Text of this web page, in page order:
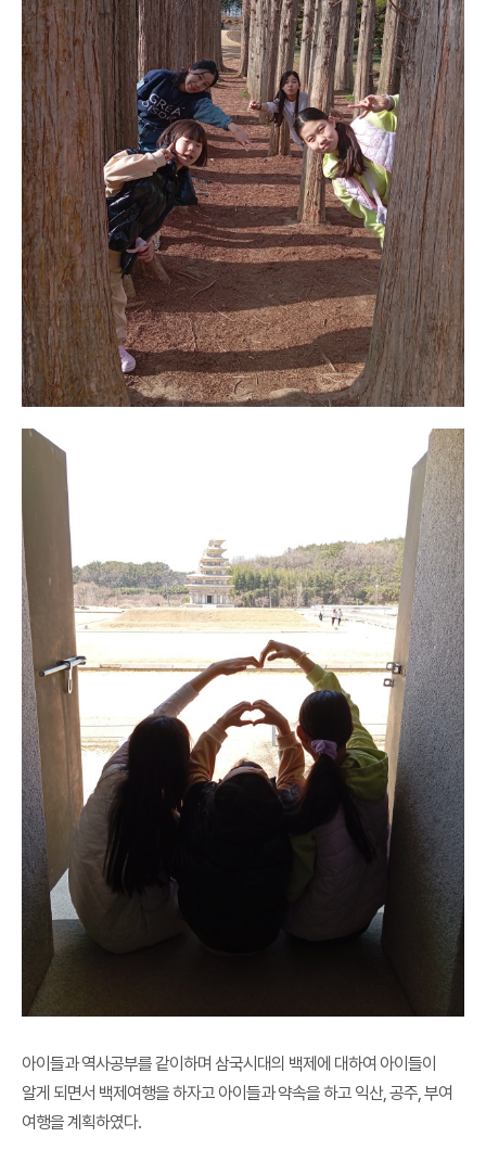
아이들과 역사공부를 같이하며 삼국시대의 백제에 대하여 아이들이
알게 되면서 백제여행을 하자고 아이들과 약속을 하고 익산, 공주, 부여
여행을 계획하였다.